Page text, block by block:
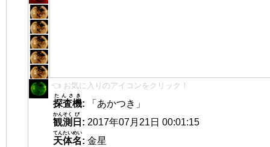
👈 お気に入りのアイコンをクリック！
探査機
たんさき
:
「あかつき」
観測
かんそく
日
び
: 2017年07月21日 00:01:15
天体名
てんたいめい
: 金星